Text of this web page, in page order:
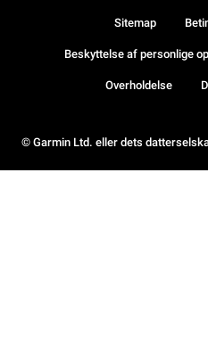
© Garmin Ltd. eller dets
Sitemap
Beskyttelse af personlige
Overholdelse